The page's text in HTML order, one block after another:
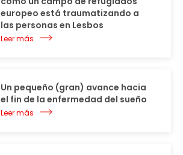
europeo está traumatizando a
las personas en Lesbos
Leer más
Un pequeño (gran) avance hacia
el fin de la enfermedad del sueño
Leer más